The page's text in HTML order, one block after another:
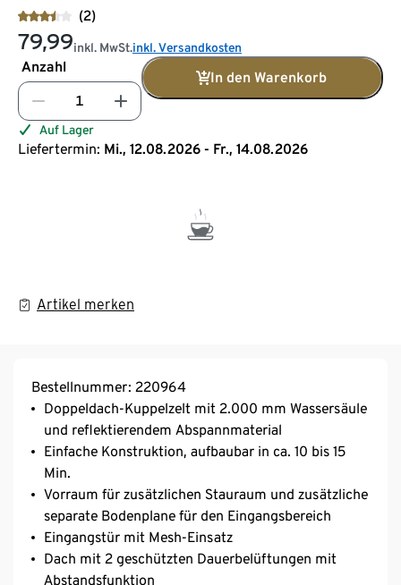
(2)
79,99inkl. MwSt.inkl. Versandkosten
Anzahl
In den Warenkorb
Auf Lager
Liefertermin: Mi., 12.08.2026 - Fr., 14.08.2026
Artikel merken
Bestellnummer: 220964
Doppeldach-Kuppelzelt mit 2.000 mm Wassersäule
und reflektierendem Abspannmaterial
Einfache Konstruktion, aufbaubar in ca. 10 bis 15
Min.
Vorraum für zusätzlichen Stauraum und zusätzliche
separate Bodenplane für den Eingangsbereich
Eingangstür mit Mesh-Einsatz
Dach mit 2 geschützten Dauerbelüftungen mit
Abstandsfunktion